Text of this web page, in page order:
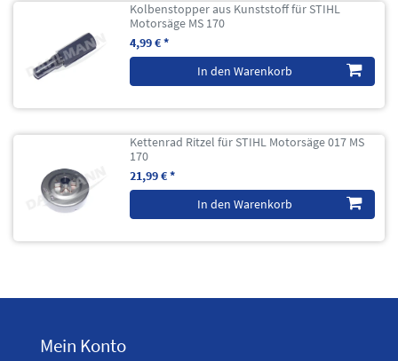
Kolbenstopper aus Kunststoff für STIHL
Motorsäge MS 170
4,99 € *
In den Warenkorb
Kettenrad Ritzel für STIHL Motorsäge 017 MS
170
21,99 € *
In den Warenkorb
Mein Konto